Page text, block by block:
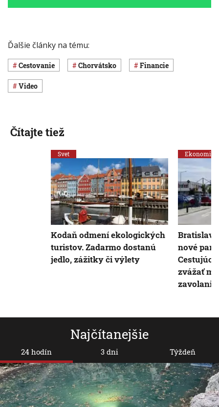
Ďalšie články na tému:
cestovanie Chorvátsko Financie
Video
Najčítanejšie
24 hodín 3 dni Týždeň
Čítajte tiež
Svet
Kodaň odmení ekologických
turistov. Zadarmo dostanú
jedlo, zážitky či výlety
Ekonomika
nové
zvážať
zavolanie